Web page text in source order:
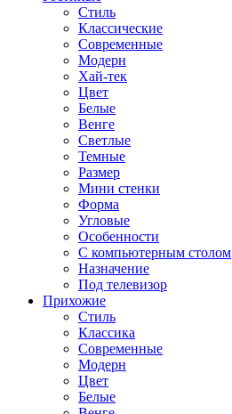
Стиль
Классические
Современные
Модерн
Хай-тек
Цвет
Белые
Венге
Светлые
Темные
Размер
Мини стенки
Форма
Угловые
Особенности
С компьютерным столом
Назначение
Под телевизор
Прихожие
Стиль
Классика
Современные
Модерн
Цвет
Белые